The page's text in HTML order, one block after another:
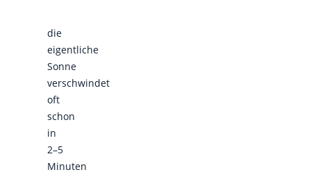
die
eigentliche
Sonne
verschwindet
oft
schon
in
2–5
Minuten